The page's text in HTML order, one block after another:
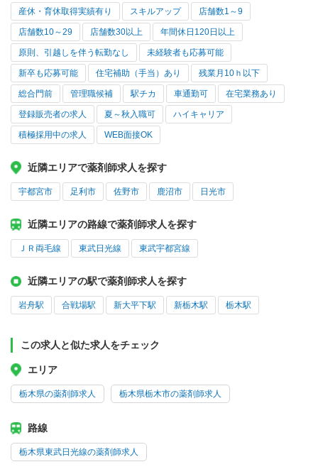
産休・育休取得実績有り スキルアップ 店舗数1～9
店舗数10～29 店舗数30以上 年間休日120日以上
原則、引越しを伴う転勤なし 未経験者も応募可能
新卒も応募可能 住宅補助（手当）あり 残業月10ｈ以下
総合門前 管理職候補 駅チカ 車通勤可 在宅業務あり
登録販売者の求人 夏～秋入職可 ハイキャリア
積極採用中の求人 WEB面接OK
近隣エリアで薬剤師求人を探す
宇都宮市 足利市 佐野市 鹿沼市 日光市
近隣エリアの路線で薬剤師求人を探す
ＪＲ両毛線 東武日光線 東武宇都宮線
近隣エリアの駅で薬剤師求人を探す
岩舟駅 合戦場駅 新大平下駅 新栃木駅 栃木駅
この求人と似た求人をチェック
エリア
栃木県の薬剤師求人 栃木県栃木市の薬剤師求人
路線
栃木県東武日光線の薬剤師求人